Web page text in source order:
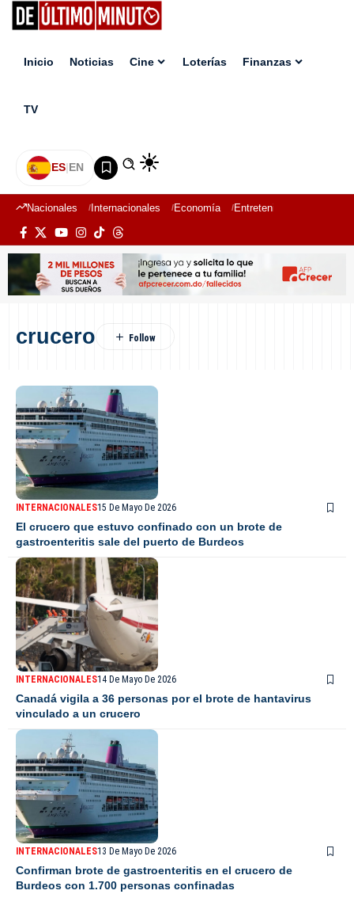
Inicio Noticias Cine Loterías Finanzas
TV
ES|EN
Nacionales Internacionales Economía Entretenimiento
crucero
INTERNACIONALES15 De Mayo De 2026
El crucero que estuvo confinado con un brote de
gastroenteritis sale del puerto de Burdeos
INTERNACIONALES14 De Mayo De 2026
Canadá vigila a 36 personas por el brote de hantavirus
vinculado a un crucero
INTERNACIONALES13 De Mayo De 2026
Confirman brote de gastroenteritis en el crucero de
Burdeos con 1.700 personas confinadas